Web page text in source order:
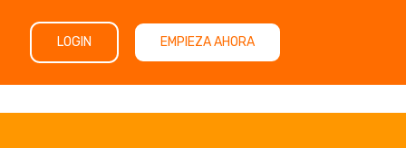
LOGIN EMPIEZA AHORA